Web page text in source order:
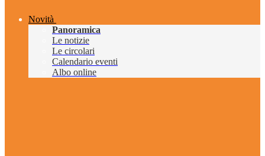
Novità
Panoramica
Le notizie
Le circolari
Calendario eventi
Albo online